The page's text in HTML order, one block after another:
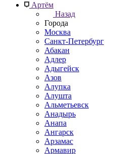
Артём
Назад
Города
Москва
Санкт-Петербург
Абакан
Адлер
Адыгейск
Азов
Алупка
Алушта
Альметьевск
Анадырь
Анапа
Ангарск
Арзамас
Армавир